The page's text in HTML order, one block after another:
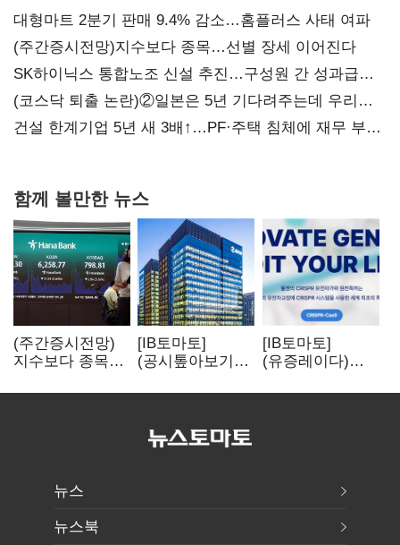
대형마트 2분기 판매 9.4% 감소…홈플러스 사태 여파
(주간증시전망)지수보다 종목…선별 장세 이어진다
SK하이닉스 통합노조 신설 추진…구성원 간 성과급
불만 확산
(코스닥 퇴출 논란)②일본은 5년 기다려주는데 우리는
당장 퇴출?…시간만으론 부족한 코스닥 구하기
건설 한계기업 5년 새 3배↑…PF·주택 침체에 재무 부담
함께 볼만한 뉴스
(주간증시전망)
지수보다 종목…
이어진다
[IB토마토]
(공시톺아보기)
바로 매출로
[IB토마토]
(유증레이다)
3분의 1 토막…
뉴스
뉴스북